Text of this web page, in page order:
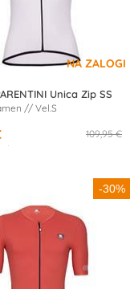
Unica Zip SS
// Vel.S
109,95 €
/mesec
-30%